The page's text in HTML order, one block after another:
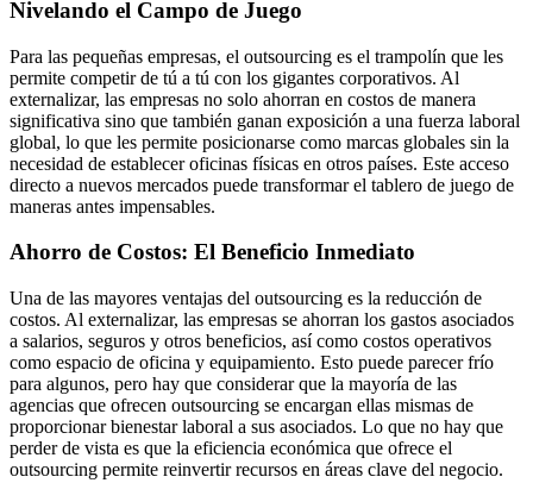
Nivelando el Campo de Juego
Para las pequeñas empresas, el outsourcing es el trampolín que les
permite competir de tú a tú con los gigantes corporativos. Al
externalizar, las empresas no solo ahorran en costos de manera
significativa sino que también ganan exposición a una fuerza laboral
global, lo que les permite posicionarse como marcas globales sin la
necesidad de establecer oficinas físicas en otros países. Este acceso
directo a nuevos mercados puede transformar el tablero de juego de
maneras antes impensables.
Ahorro de Costos: El Beneficio Inmediato
Una de las mayores ventajas del outsourcing es la reducción de
costos. Al externalizar, las empresas se ahorran los gastos asociados
a salarios, seguros y otros beneficios, así como costos operativos
como espacio de oficina y equipamiento. Esto puede parecer frío
para algunos, pero hay que considerar que la mayoría de las
agencias que ofrecen outsourcing se encargan ellas mismas de
proporcionar bienestar laboral a sus asociados. Lo que no hay que
perder de vista es que la eficiencia económica que ofrece el
outsourcing permite reinvertir recursos en áreas clave del negocio.